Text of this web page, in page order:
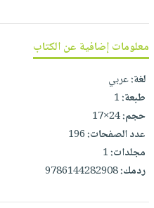
وفرات
انشر
كتابك
تواصل
معنا
معلومات إضافية عن الكتاب
لغة:عربي
طبعة:1
حجم:24×17
عدد الصفحات:196
مجلدات:1
ردمك:9786144282908